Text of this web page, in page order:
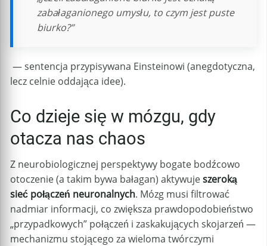
zabałaganionego umysłu, to czym jest puste
biurko?”
— sentencja przypisywana Einsteinowi (anegdotyczna,
lecz celnie oddająca idee).
Co dzieje się w mózgu, gdy
otacza nas chaos
Z neurobiologicznej perspektywy bogate bodźcowo
otoczenie (a takim bywa bałagan) aktywujeszeroką
sieć połączeń neuronalnych. Mózg musi filtrować
nadmiar informacji, co zwiększa prawdopodobieństwo
„przypadkowych” połączeń i zaskakujących skojarzeń —
mechanizmu stojącego za wieloma twórczymi